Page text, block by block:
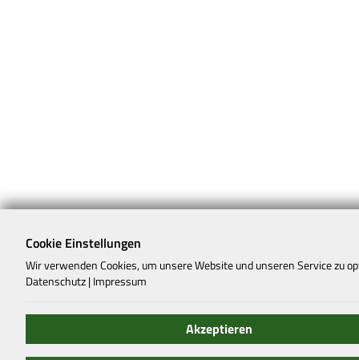
Cookie Einstellungen
Wir verwenden Cookies, um unsere Website und unseren Service zu
Datenschutz | Impressum
Akzeptieren